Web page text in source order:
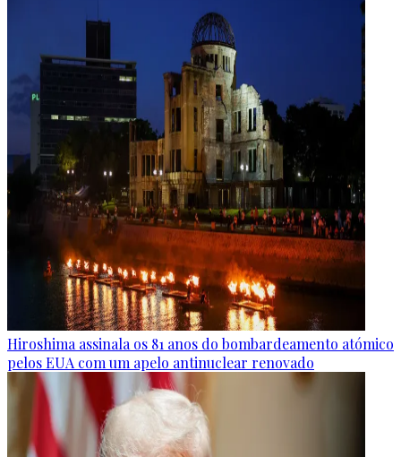
Hiroshima assinala os 81 anos do bombardeamento atómico
pelos EUA com um apelo antinuclear renovado